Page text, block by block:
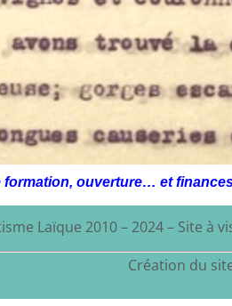
formation, ouverture… et
Laïque 2010 – 2024 – Site à
Création du